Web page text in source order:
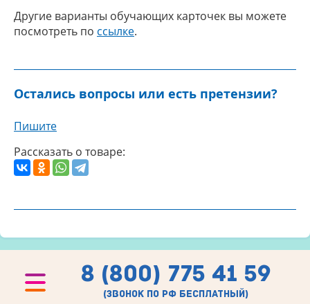
Другие варианты обучающих карточек вы можете
посмотреть по ссылке.
Остались вопросы или есть претензии?
Пишите
Рассказать о товаре:
8 (800) 775 41 59
(звонок по рф бесплатный)